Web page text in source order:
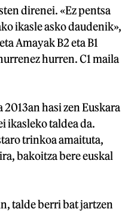
direnei. «Ez pentsa
ikasle asko daudenik»,
Amayak B2 eta B1
hurren. C1 maila
hasi zen Euskara
ikasleko taldea da.
trinkoa amaituta,
bakoitza bere euskal
talde berri bat jartzen